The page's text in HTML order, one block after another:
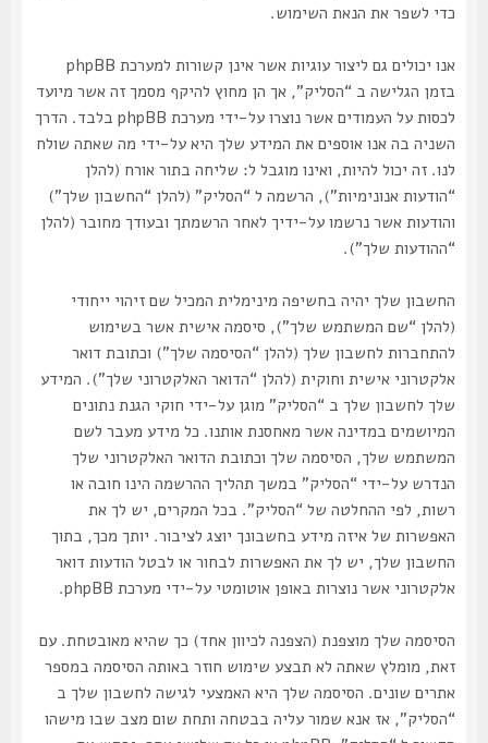
כדי לשפר את הנאת השימוש.
אנו יכולים גם ליצור עוגיות אשר אינן קשורות למערכת phpBB
בזמן הגלישה ב “הסליק”, אך הן מחוץ להיקף מסמך זה אשר מיועד
לכסות על העמודים אשר נוצרו על-ידי מערכת phpBB בלבד. הדרך
השניה בה אנו אוספים את המידע שלך היא על-ידי מה שאתה שולח
לנו. זה יכול להיות, ואינו מוגבל ל: שליחה בתור אורח (להלן
“הודעות אנונימיות”), הרשמה ל “הסליק” (להלן “החשבון שלך”)
והודעות אשר נרשמו על-ידיך לאחר הרשמתך ובעודך מחובר (להלן
“ההודעות שלך”).
החשבון שלך יהיה בחשיפה מינימלית המכיל שם זיהוי ייחודי
(להלן “שם המשתמש שלך”), סיסמה אישית אשר בשימוש
להתחברות לחשבון שלך (להלן “הסיסמה שלך”) וכתובת דואר
אלקטרוני אישית וחוקית (להלן “הדואר האלקטרוני שלך”). המידע
שלך לחשבון שלך ב “הסליק” מוגן על-ידי חוקי הגנת נתונים
המיושמים במדינה אשר מאחסנת אותנו. כל מידע מעבר לשם
המשתמש שלך, הסיסמה שלך וכתובת הדואר האלקטרוני שלך
הנדרש על-ידי “הסליק” במשך תהליך ההרשמה הינו חובה או
רשות, לפי ההחלטה של “הסליק”. בכל המקרים, יש לך את
האפשרות של איזה מידע בחשבונך יוצג לציבור. יותך מכך, בתוך
החשבון שלך, יש לך את האפשרות לבחור או לבטל הודעות דואר
אלקטרוני אשר נוצרות באופן אוטומטי על-ידי מערכת phpBB.
הסיסמה שלך מוצפנת (הצפנה לכיוון אחד) כך שהיא מאובטחת. עם
זאת, מומלץ שאתה לא תבצע שימוש חוזר באותה הסיסמה במספר
אתרים שונים. הסיסמה שלך היא האמצעי לגישה לחשבון שלך ב
“הסליק”, אז אנא שמור עליה בבטחה ותחת שום מצב שבו מישהו